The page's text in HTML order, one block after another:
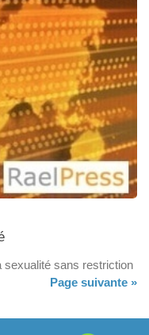
sexualité sans restriction
Page suivante »